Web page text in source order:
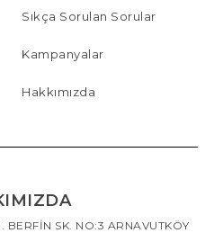
Sıkça Sorulan Sorular
Kampanyalar
Hakkımızda
BERFİN SK. NO:3 ARNAVUTKÖY